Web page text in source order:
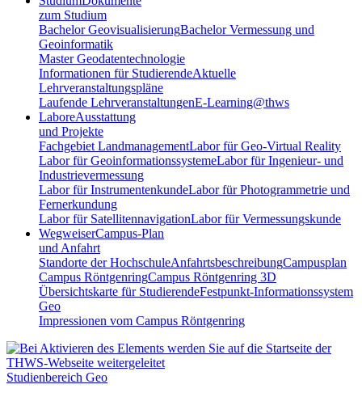
zum Studium
Bachelor GeovisualisierungBachelor Vermessung und
Geoinformatik
Master Geodatentechnologie
Informationen für StudierendeAktuelle
Lehrveranstaltungspläne
Laufende LehrveranstaltungenE-Learning@thws
LaboreAusstattung
und Projekte
Fachgebiet LandmanagementLabor für Geo-Virtual Reality
Labor für GeoinformationssystemeLabor für Ingenieur- und
Industrievermessung
Labor für InstrumentenkundeLabor für Photogrammetrie und
Fernerkundung
Labor für SatellitennavigationLabor für Vermessungskunde
WegweiserCampus-Plan
und Anfahrt
Standorte der HochschuleAnfahrtsbeschreibungCampusplan
Campus RöntgenringCampus Röntgenring 3D
Übersichtskarte für StudierendeFestpunkt-Informationssystem
Geo
Impressionen vom Campus Röntgenring
Studienbereich Geo